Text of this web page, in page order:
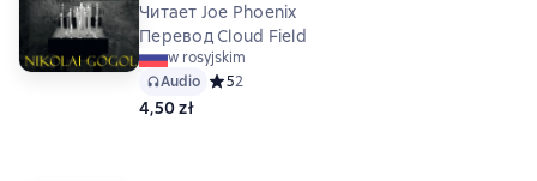
Читает Joe Phoenix
Перевод Cloud Field
w rosyjskim
Audio Средний рейтинг 5 на основе 2 оценок
52
4,50 zł